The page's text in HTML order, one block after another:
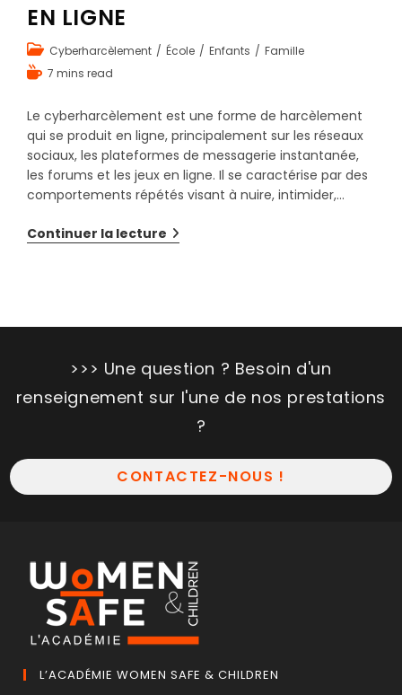
EN LIGNE
Cyberharcèlement / École / Enfants / Famille
7 mins read
Le cyberharcèlement est une forme de harcèlement
qui se produit en ligne, principalement sur les réseaux
sociaux, les plateformes de messagerie instantanée,
les forums et les jeux en ligne. Il se caractérise par des
comportements répétés visant à nuire, intimider,…
Continuer la lecture
>>> Une question ? Besoin d'un
renseignement sur l'une de nos prestations
?
CONTACTEZ-NOUS !
L’ACADÉMIE WOMEN SAFE & CHILDREN